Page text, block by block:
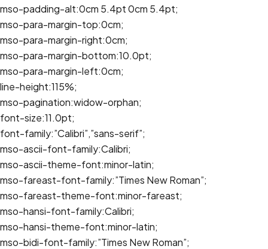
mso-padding-alt:0cm 5.4pt 0cm 5.4pt;
mso-para-margin-top:0cm;
mso-para-margin-right:0cm;
mso-para-margin-bottom:10.0pt;
mso-para-margin-left:0cm;
line-height:115%;
mso-pagination:widow-orphan;
font-size:11.0pt;
font-family:”Calibri”,”sans-serif”;
mso-ascii-font-family:Calibri;
mso-ascii-theme-font:minor-latin;
mso-fareast-font-family:”Times New Roman”;
mso-fareast-theme-font:minor-fareast;
mso-hansi-font-family:Calibri;
mso-hansi-theme-font:minor-latin;
mso-bidi-font-family:”Times New Roman”;